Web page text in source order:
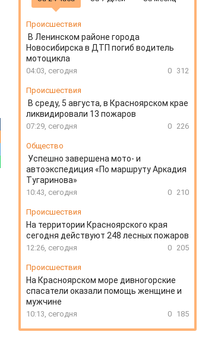
Происшествия
В Ленинском районе города
Новосибирска в ДТП погиб водитель
мотоцикла
04:03, сегодня 0 312
Происшествия
В среду, 5 августа, в Красноярском крае
ликвидировали 13 пожаров
07:29, сегодня 0 226
Общество
Успешно завершена мото- и
автоэкспедиция «По маршруту Аркадия
Тугаринова»
10:43, сегодня 0 210
Происшествия
На территории Красноярского края
сегодня действуют 248 лесных пожаров
12:26, сегодня 0 205
Происшествия
На Красноярском море дивногорские
спасатели оказали помощь женщине и
мужчине
10:13, сегодня 0 185